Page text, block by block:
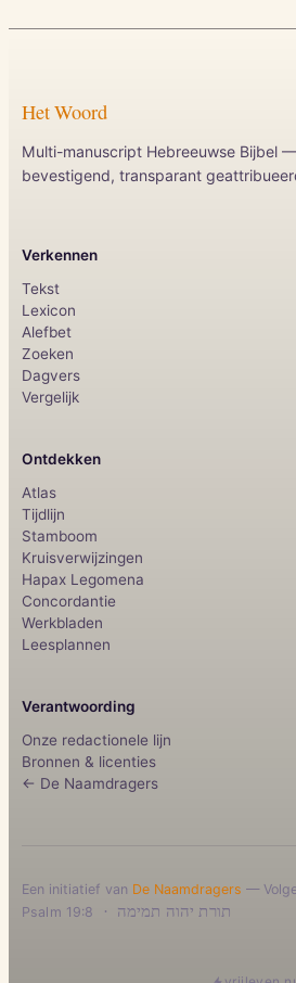
Het Woord
Multi-manuscript Hebreeuwse Bijbel
bevestigend, transparant
Verkennen
Tekst
Lexicon
Alefbet
Zoeken
Dagvers
Vergelijk
Ontdekken
Atlas
Tijdlijn
Stamboom
Kruisverwijzingen
Hapax Legomena
Concordantie
Werkbladen
Leesplannen
Verantwoording
Onze redactionele lijn
Bronnen & licenties
← De Naamdragers
Een initiatief van De Naamdragers —
תורת יהוה תמימה ·
Psalm 19:8